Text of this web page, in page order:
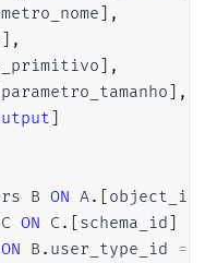
,
,
,
parametro_tamanho
,
B ON A. object_id
ON C. schema_id
ON B . user_type_id =